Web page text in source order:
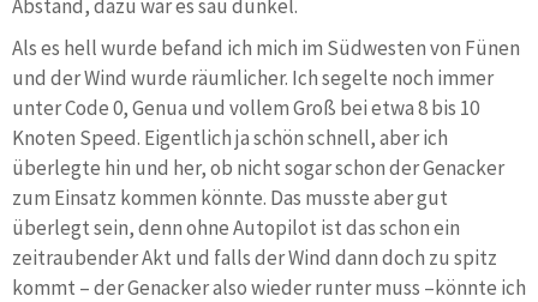
Abstand, dazu war es sau dunkel.
Als es hell wurde befand ich mich im Südwesten von Fünen
und der Wind wurde räumlicher. Ich segelte noch immer
unter Code 0, Genua und vollem Groß bei etwa 8 bis 10
Knoten Speed. Eigentlich ja schön schnell, aber ich
überlegte hin und her, ob nicht sogar schon der Genacker
zum Einsatz kommen könnte. Das musste aber gut
überlegt sein, denn ohne Autopilot ist das schon ein
zeitraubender Akt und falls der Wind dann doch zu spitz
kommt – der Genacker also wieder runter muss –könnte ich